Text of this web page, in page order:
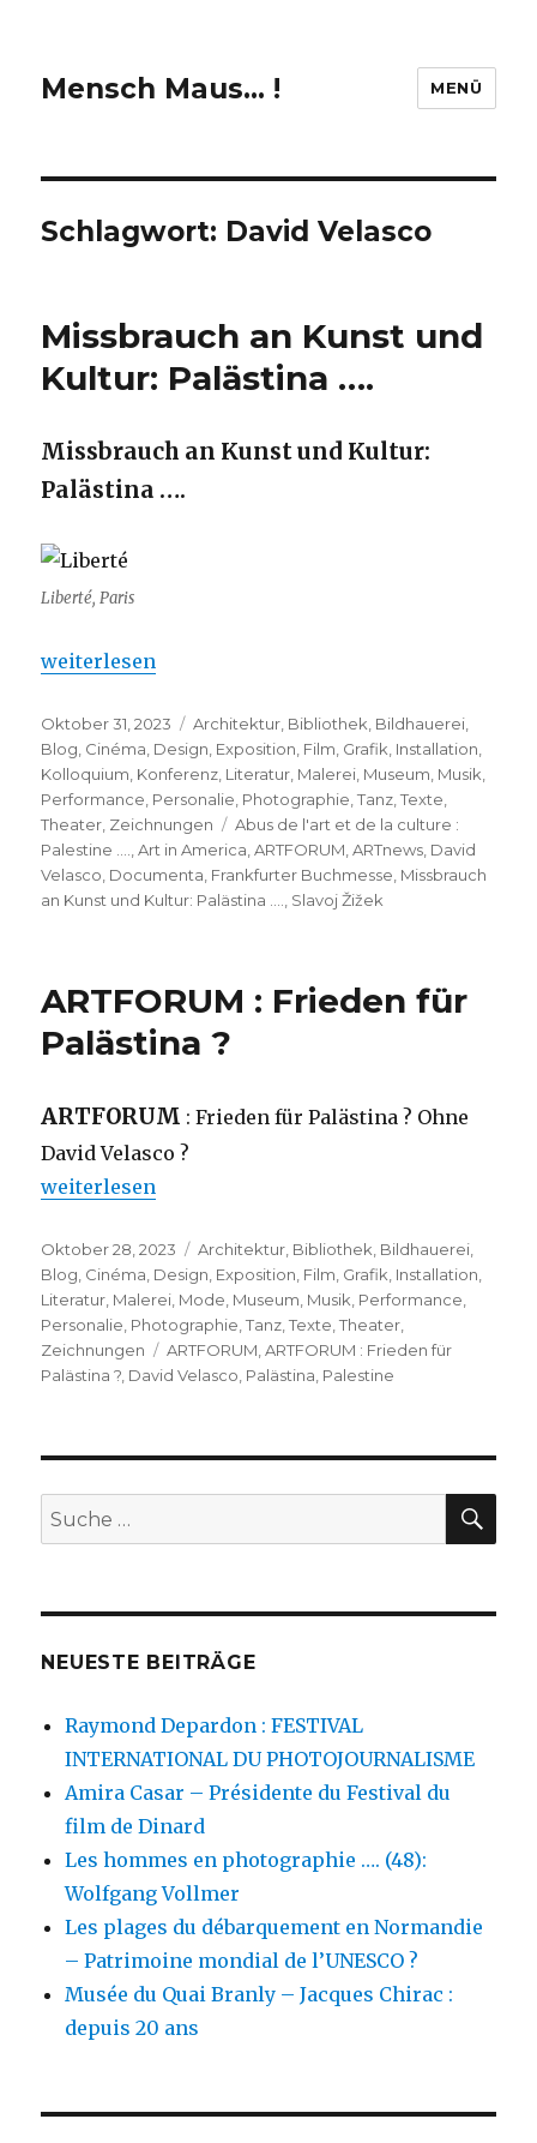
Mensch Maus… ! MENÜ
Schlagwort: David Velasco
Missbrauch an Kunst und
Kultur: Palästina ….
Missbrauch an Kunst und Kultur:
Palästina ….
Liberté, Paris
„Missbrauch an Kunst und Kultur: Palästina ….“
weiterlesen
Veröffentlicht
am
Oktober 31, 2023 Kategorien
Architektur Bibliothek Bildhauerei
Blog Cinéma Design Exposition Film Grafik Installation
Kolloquium Konferenz Literatur Malerei Museum Musik
Performance Personalie Photographie ,Tanz ,Texte
Theater Zeichnungen Schlagwörter
Abus de l'art et de la culture :
Palestine ....
,Art in America ,ARTFORUM ,ARTnews David
Velasco Documenta Frankfurter Buchmesse Missbrauch
an Kunst und Kultur: Palästina ….
Slavoj Žižek
ARTFORUM : Frieden für
Palästina ?
ARTFORUM : Frieden für Palästina ? Ohne
David Velasco ?
„ARTFORUM : Frieden für Palästina ?“
weiterlesen
Veröffentlicht
am
Oktober 28, 2023 Kategorien
Architektur Bibliothek Bildhauerei
Blog Cinéma Design Exposition Film Grafik Installation
Literatur Malerei Mode Museum Musik Performance
Personalie Photographie ,Tanz ,Texte ,Theater
Zeichnungen
Schlagwörter
ARTFORUM ,ARTFORUM : Frieden für
Palästina ? David Velasco Palästina Palestine
Suche
nach:
NEUESTE BEITRÄGE
Raymond Depardon : FESTIVAL
INTERNATIONAL DU PHOTOJOURNALISME
Amira Casar – Présidente du Festival du
film de Dinard
Les hommes en photographie …. (48):
Wolfgang Vollmer
Les plages du débarquement en Normandie
– Patrimoine mondial de l’UNESCO ?
Musée du Quai Branly – Jacques Chirac :
depuis 20 ans